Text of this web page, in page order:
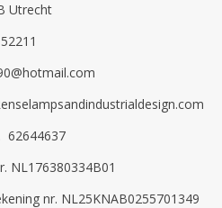
Utrecht
62644637
NL176380334B01
nr. NL25KNAB0255701349